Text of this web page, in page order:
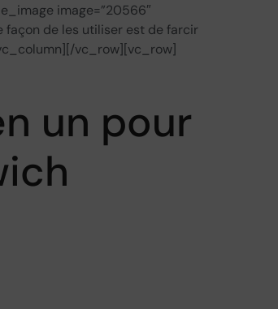
image=”20566″
façon de les utiliser est de farcir
vc_row][vc_row]
un pour